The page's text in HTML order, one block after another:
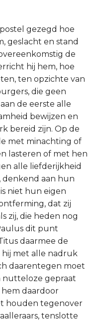
gezegd hoe
geslacht en stand
de
hij hem, hoe
ten opzichte van
die geen
de eerste alle
bewijzen en
bereid zijn. Op de
met minachting of
lasteren of met hen
alle liefderijkheid
denkend aan hun
niet hun eigen
dat zij
zij, die heden nog
dit punt
daarmee de
hij met alle nadruk
daarentegen moet
nutteloze gepraat
hem daardoor
houden tegenover
tenslotte